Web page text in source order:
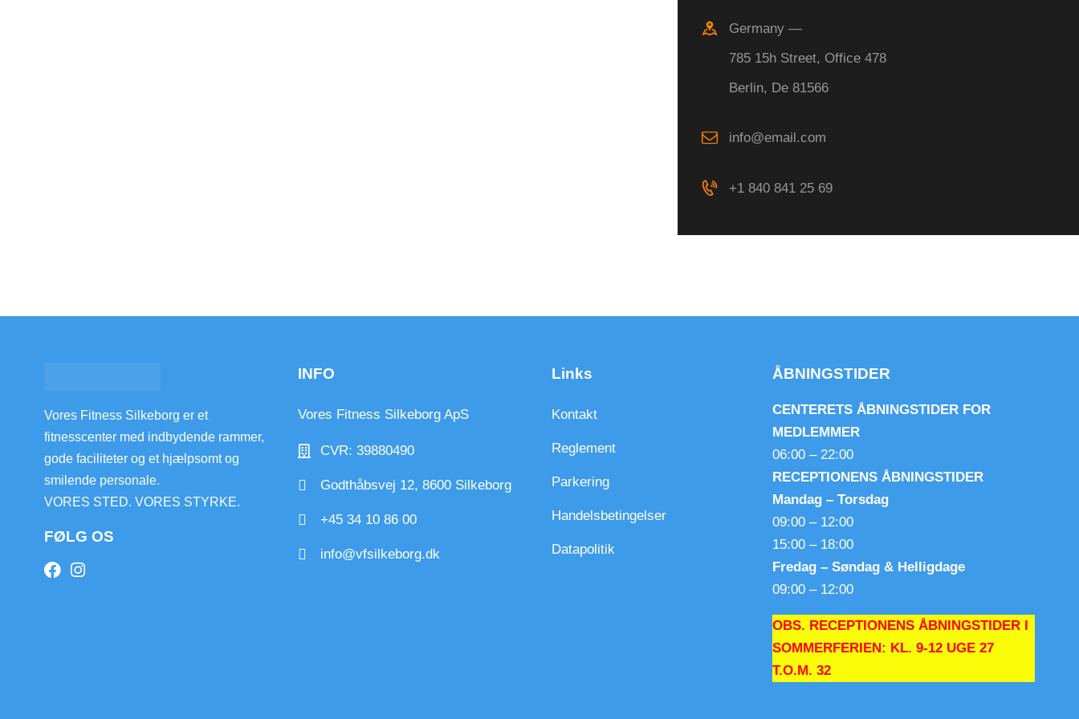
Germany —
785 15h Street, Office 478
Berlin, De 81566
info@email.com
+1 840 841 25 69
Vores Fitness Silkeborg er et
fitnesscenter med indbydende rammer,
gode faciliteter og et hjælpsomt og
smilende personale.
VORES STED. VORES STYRKE.
FØLG OS
INFO
Vores Fitness Silkeborg ApS
CVR: 39880490
Godthåbsvej 12, 8600 Silkeborg
+45 34 10 86 00
info@vfsilkeborg.dk
Links
Kontakt
Reglement
Parkering
Handelsbetingelser
Datapolitik
ÅBNINGSTIDER
CENTERETS ÅBNINGSTIDER FOR
MEDLEMMER
06:00 – 22:00
RECEPTIONENS ÅBNINGSTIDER
Mandag – Torsdag
09:00 – 12:00
15:00 – 18:00
Fredag – Søndag & Helligdage
09:00 – 12:00
OBS. RECEPTIONENS ÅBNINGSTIDER I
SOMMERFERIEN: KL. 9-12 UGE 27
T.O.M. 32